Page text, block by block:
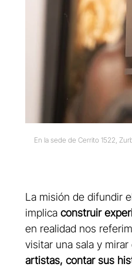
En la sede de Cerrito 1522,
La misión de difundir
implica construir
en realidad nos
visitar una sala y mirar
artistas, contar sus